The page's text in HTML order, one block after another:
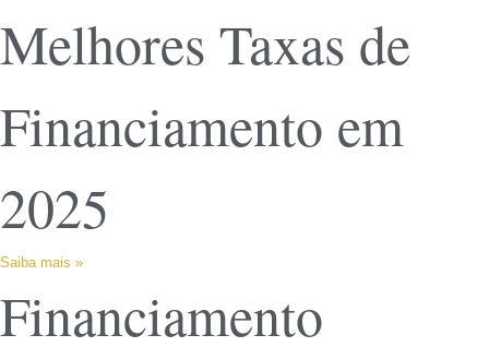
Melhores Taxas de
Financiamento em
2025
Saiba mais »
Financiamento